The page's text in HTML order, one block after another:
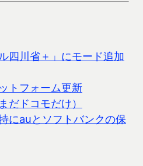
四川省＋」にモード追加
トフォーム更新
だドコモだけ）
にauとソフトバンクの保